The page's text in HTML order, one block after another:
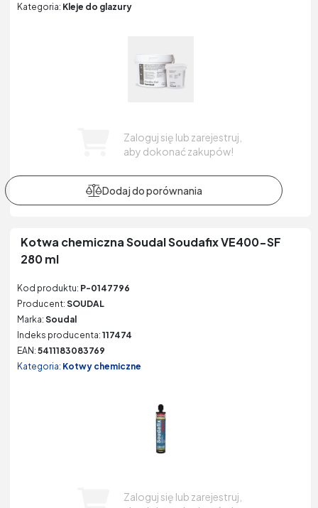
Kategoria: Kleje do glazury
Zaloguj się lub zarejestruj,
aby dokonać zakupów!
Kotwa chemiczna Soudal Soudafix VE400-SF
280 ml
Kod produktu: P-0147796
Producent: SOUDAL
Marka: Soudal
Indeks producenta: 117474
EAN: 5411183083769
Kategoria: Kotwy chemiczne
Zaloguj się lub zarejestruj,